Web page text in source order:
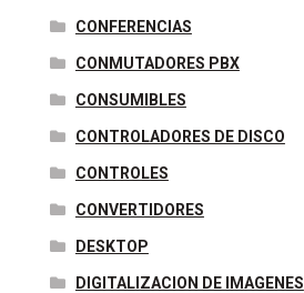
CONFERENCIAS
CONMUTADORES PBX
CONSUMIBLES
CONTROLADORES DE DISCO
CONTROLES
CONVERTIDORES
DESKTOP
DIGITALIZACION DE IMAGENES